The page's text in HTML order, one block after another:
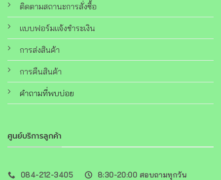
ติดตามสถานะการสั่งซื้อ
แบบฟอร์มแจ้งชำระเงิน
การส่งสินค้า
การคืนสินค้า
คำถามที่พบบ่อย
ศูนย์บริการลูกค้า
084-212-3405 8:30-20:00 สอบถามทุกวัน